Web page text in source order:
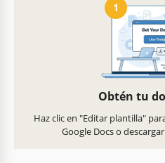
1
Obtén tu
Haz clic en "Editar plantilla"
Google Docs o